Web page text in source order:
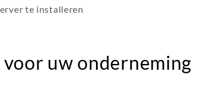
te installeren
uw onderneming